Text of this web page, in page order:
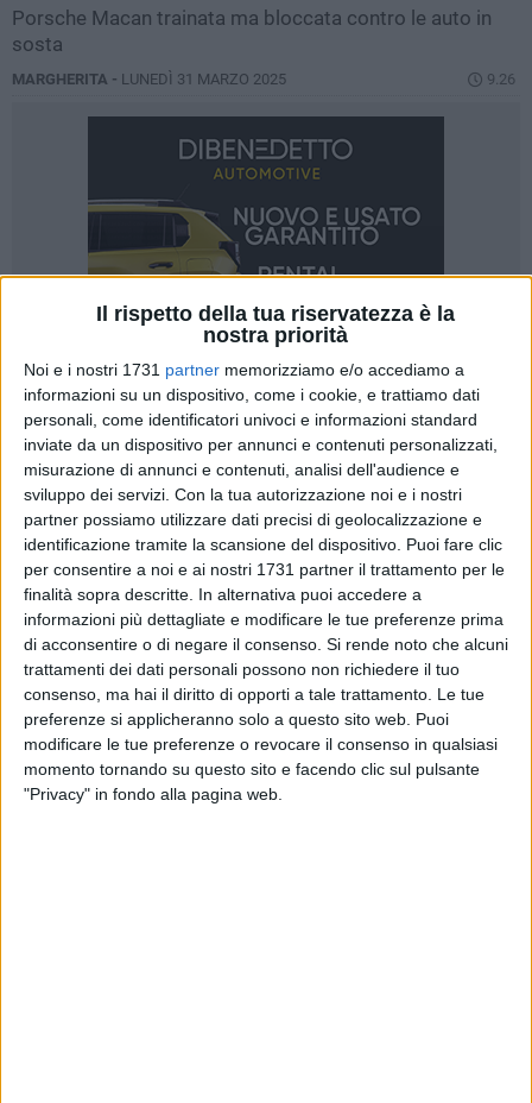
Il rispetto della tua riservatezza è la
nostra priorità
Noi e i nostri 1731 partner memorizziamo e/o accediamo a
informazioni su un dispositivo, come i cookie, e trattiamo dati
personali, come identificatori univoci e informazioni standard
inviate da un dispositivo per annunci e contenuti personalizzati,
misurazione di annunci e contenuti, analisi dell'audience e
sviluppo dei servizi. Con la tua autorizzazione noi e i nostri
partner possiamo utilizzare dati precisi di geolocalizzazione e
identificazione tramite la scansione del dispositivo. Puoi fare clic
per consentire a noi e ai nostri 1731 partner il trattamento per le
finalità sopra descritte. In alternativa puoi accedere a
informazioni più dettagliate e modificare le tue preferenze prima
di acconsentire o di negare il consenso. Si rende noto che alcuni
trattamenti dei dati personali possono non richiedere il tuo
consenso, ma hai il diritto di opporti a tale trattamento. Le tue
preferenze si applicheranno solo a questo sito web. Puoi
modificare le tue preferenze o revocare il consenso in qualsiasi
momento tornando su questo sito e facendo clic sul pulsante
"Privacy" in fondo alla pagina web.
Porsche Macan trainata ma bloccata contro le auto in
sosta
MARGHERITA - LUNEDÌ 31 MARZO 2025 9.26
Tentativo di furto d'auto con fuoriprogramma a Margherita
di Savoia
: la strategia, come in altri casi nel circondario,
passati anche alla ribalta nazionale, è quella della tecnica a
spinta. Ma in questo caso, come si intuisce dal video
divulgato da Bit Live, il tentativo finisce male per i ladri: la
Porsche Macan appena rubata si schianta infatti contro le
auto in sosta, complice anche la ridotta larghezza della
strada. Un nuovo caso che però sottolinea come l'emergenza
di furti d'auto sia di strettissima attualità nella zona, dopo